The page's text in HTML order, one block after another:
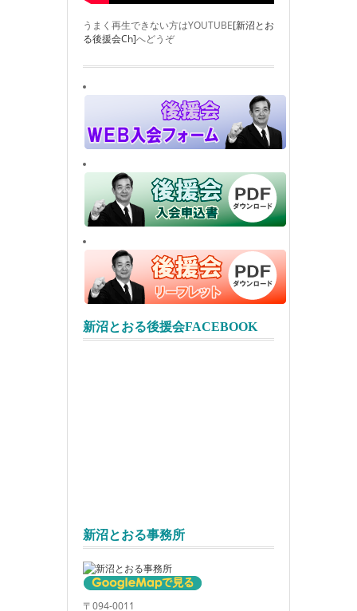
うまく再生できない方はYOUTUBE[新沼とお
る後援会Ch]へどうぞ
新沼とおる後援会FACEBOOK
新沼とおる事務所
〒094-0011